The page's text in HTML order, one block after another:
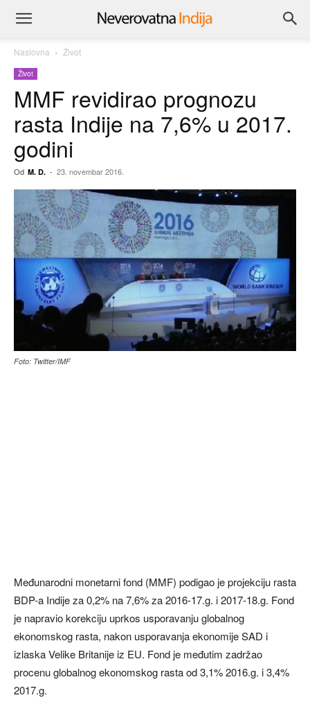
Naslovna Život
Život
MMF revidirao prognozu
rasta Indije na 7,6% u 2017.
godini
Od M. D. - 23. novembar 2016.
Foto: Twitter/IMF
Međunarodni monetarni fond (MMF) podigao je projekciju rasta
BDP-a Indije za 0,2% na 7,6% za 2016-17.g. i 2017-18.g. Fond
je napravio korekciju uprkos usporavanju globalnog
ekonomskog rasta, nakon usporavanja ekonomije SAD i
izlaska Velike Britanije iz EU. Fond je međutim zadržao
procenu globalnog ekonomskog rasta od 3,1% 2016.g. i 3,4%
2017.g.